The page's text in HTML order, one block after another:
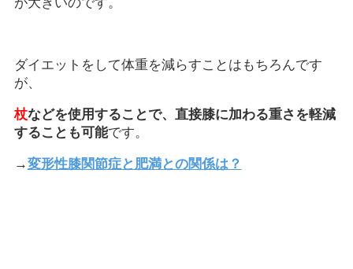
ダイエットをして体重を減らすことはもちろんです
が、
杖などを使用することで、直接膝に加わる重さを軽減
することも可能です。
→変形性膝関節症と肥満との関係は？